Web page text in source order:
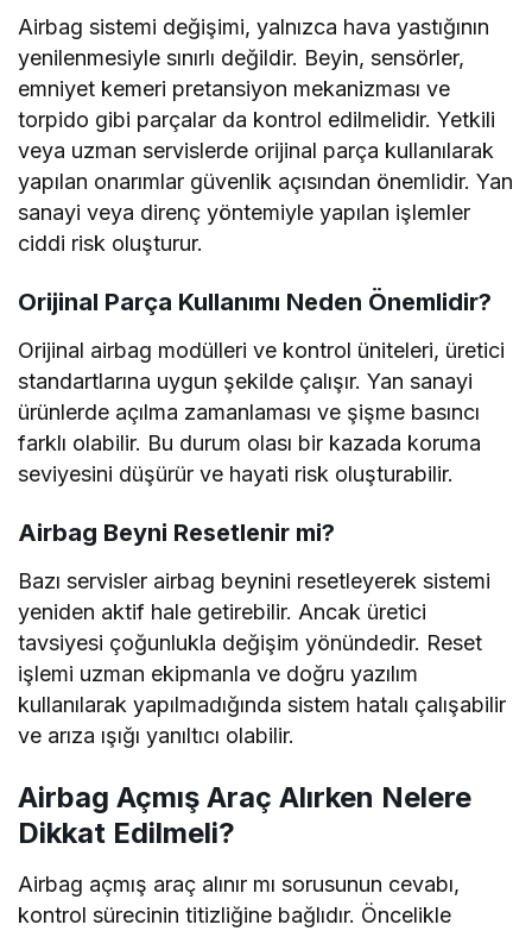
Airbag sistemi değişimi, yalnızca hava yastığının
yenilenmesiyle sınırlı değildir. Beyin, sensörler,
emniyet kemeri pretansiyon mekanizması ve
torpido gibi parçalar da kontrol edilmelidir. Yetkili
veya uzman servislerde orijinal parça kullanılarak
yapılan onarımlar güvenlik açısından önemlidir. Yan
sanayi veya direnç yöntemiyle yapılan işlemler
ciddi risk oluşturur.
Orijinal Parça Kullanımı Neden Önemlidir?
Orijinal airbag modülleri ve kontrol üniteleri, üretici
standartlarına uygun şekilde çalışır. Yan sanayi
ürünlerde açılma zamanlaması ve şişme basıncı
farklı olabilir. Bu durum olası bir kazada koruma
seviyesini düşürür ve hayati risk oluşturabilir.
Airbag Beyni Resetlenir mi?
Bazı servisler airbag beynini resetleyerek sistemi
yeniden aktif hale getirebilir. Ancak üretici
tavsiyesi çoğunlukla değişim yönündedir. Reset
işlemi uzman ekipmanla ve doğru yazılım
kullanılarak yapılmadığında sistem hatalı çalışabilir
ve arıza ışığı yanıltıcı olabilir.
Airbag Açmış Araç Alırken Nelere
Dikkat Edilmeli?
Airbag açmış araç alınır mı sorusunun cevabı,
kontrol sürecinin titizliğine bağlıdır. Öncelikle